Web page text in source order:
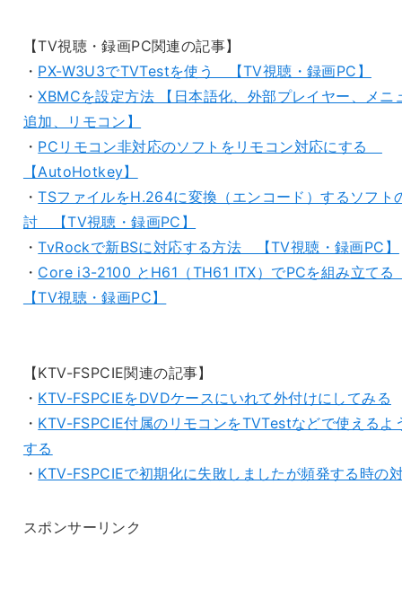
【TV視聴・録画PC関連の記事】
・ PX-W3U3でTVTestを使う 【TV視聴・録画PC】
・XBMCを設定方法 【日本語化、外部プレイヤー、メニ
追加、リモコン】
・ PCリモコン非対応のソフトをリモコン対応にする
【AutoHotkey】
・TSファイルをH.264に変換（エンコード）するソフト
討 【TV視聴・録画PC】
・TvRockで新BSに対応する方法 【TV視聴・録画PC】
・ Core i3-2100 とH61（TH61 ITX）でPCを組み立て
【TV視聴・録画PC】
【KTV-FSPCIE関連の記事】
・ KTV-FSPCIEをDVDケースにいれて外付けにしてみる
・ KTV-FSPCIE付属のリモコンをTVTestなどで使えるよ
する
・ KTV-FSPCIEで初期化に失敗しましたが頻発する時の
スポンサーリンク